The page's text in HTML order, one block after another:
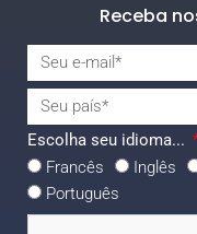
Receba
Escolha seu idioma...
Francês
Inglês
Português